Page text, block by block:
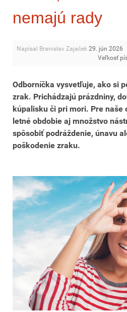
nemajú rady
Napísal Branislav Zajaček 29. jún 2026
Veľkosť
Odborníčka vysvetľuje, ako si
zrak. Prichádzajú prázdniny,
kúpalisku či pri mori. Pre naše
letné obdobie aj množstvo
spôsobiť podráždenie, únavu
poškodenie zraku.